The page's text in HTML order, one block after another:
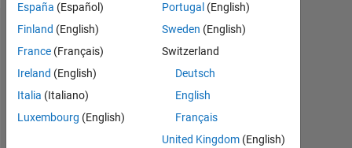
Tableau de bord
Statistiques
MATLAB Answers
España (Español)
Finland (English)
France (Français)
Ireland (English)
Italia (Italiano)
Luxembourg (English)
Portugal (English)
Sweden (English)
Switzerland
Deutsch
English
Français
United Kingdom(English)